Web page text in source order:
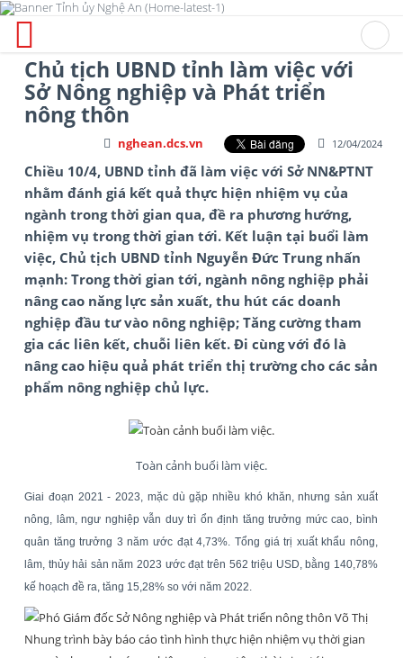
Chủ tịch UBND tỉnh làm việc với
Sở Nông nghiệp và Phát triển
nông thôn
12/04/2024
nghean.dcs.vn
Chiều 10/4, UBND tỉnh đã làm việc với Sở NN&PTNT
nhằm đánh giá kết quả thực hiện nhiệm vụ của
ngành trong thời gian qua, đề ra phương hướng,
nhiệm vụ trong thời gian tới. Kết luận tại buổi làm
việc, Chủ tịch UBND tỉnh Nguyễn Đức Trung nhấn
mạnh: Trong thời gian tới, ngành nông nghiệp phải
nâng cao năng lực sản xuất, thu hút các doanh
nghiệp đầu tư vào nông nghiệp; Tăng cường tham
gia các liên kết, chuỗi liên kết. Đi cùng với đó là
nâng cao hiệu quả phát triển thị trường cho các sản
phẩm nông nghiệp chủ lực.
Toàn cảnh buổi làm việc.
Giai đoạn 2021 - 2023, mặc dù gặp nhiều khó khăn, nhưng sản xuất
nông, lâm, ngư nghiệp vẫn duy trì ổn định tăng trưởng mức cao, bình
quân tăng trưởng 3 năm ước đạt 4,73%. Tổng giá trị xuất khẩu nông,
lâm, thủy hải sản năm 2023 ước đạt trên 562 triệu USD, bằng 140,78%
kế hoạch đề ra, tăng 15,28% so với năm 2022.